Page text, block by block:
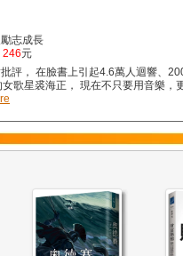
志成長
246元
評， 在臉書上引起4.6萬人迴響、
歌星裘海正， 現在不只要用音樂，